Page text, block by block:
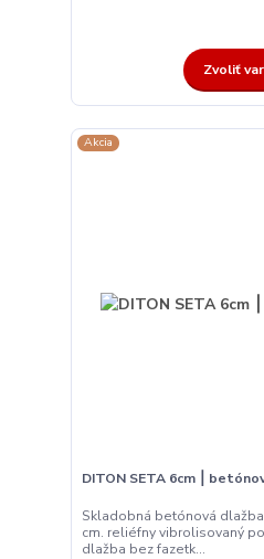
Zvoliť
Akcia
DITON SETA 6cm ⎮
Skladobná betónová dlažba
cm. reliéfny vibrolisovaný
dlažba bez fazetk...